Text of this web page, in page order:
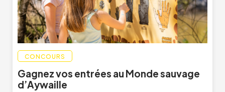
CONCOURS
Gagnez vos entrées au Monde sauvage
d’Aywaille